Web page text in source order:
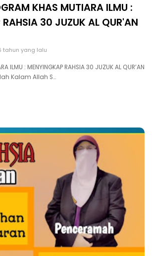
KHAS MUTIARA ILMU :
30 JUZUK AL QUR'AN
tahun yang lalu
ILMU : MENYINGKAP RAHSIA 30 JUZUK AL QUR’AN
Kalam Allah S…